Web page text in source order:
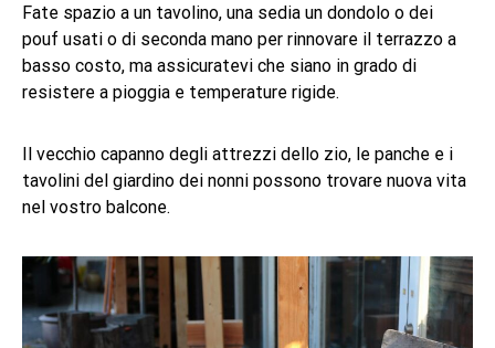
Fate spazio a un tavolino, una sedia un dondolo o dei
pouf usati o di seconda mano per rinnovare il terrazzo a
basso costo, ma assicuratevi che siano in grado di
resistere a pioggia e temperature rigide.
Il vecchio capanno degli attrezzi dello zio, le panche e i
tavolini del giardino dei nonni possono trovare nuova vita
nel vostro balcone.